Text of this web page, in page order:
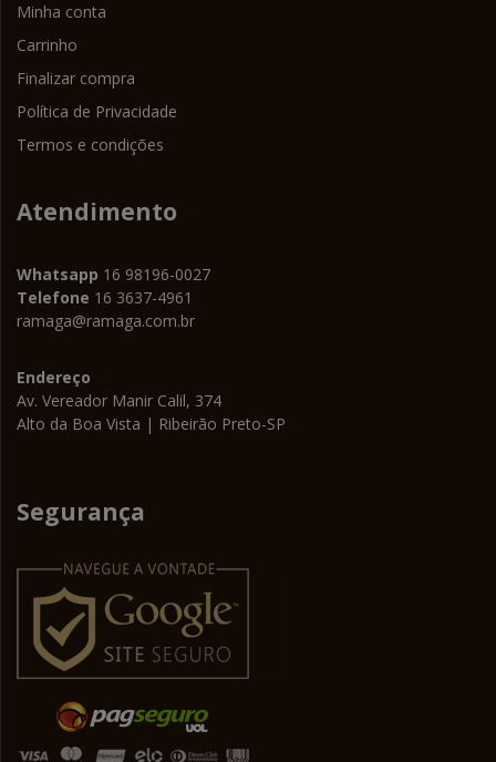
Minha conta
Carrinho
Finalizar compra
Política de Privacidade
Termos e condições
Atendimento
Whatsapp 16 98196-0027
Telefone 16 3637-4961
ramaga@ramaga.com.br
Endereço
Av. Vereador Manir Calil, 374
Alto da Boa Vista | Ribeirão Preto-SP
Segurança